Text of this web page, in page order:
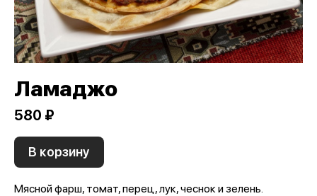
Ламаджо
580 ₽
В корзину
Мясной фарш, томат, перец, лук, чеснок и зелень.